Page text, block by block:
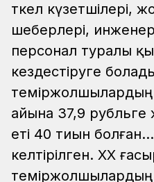
өткел күзетшілері,
шеберлері,
персонал туралы
кездестіруге
айына 37,9 рубльге
еті 40 тиын
келтірілген. ХХ